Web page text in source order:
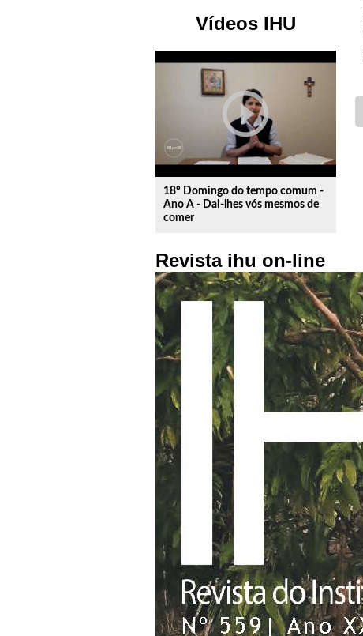
Vídeos IHU
play_circle_outline
18º Domingo do tempo comum -
Ano A - Dai-lhes vós mesmos de
comer
Revista ihu on-line